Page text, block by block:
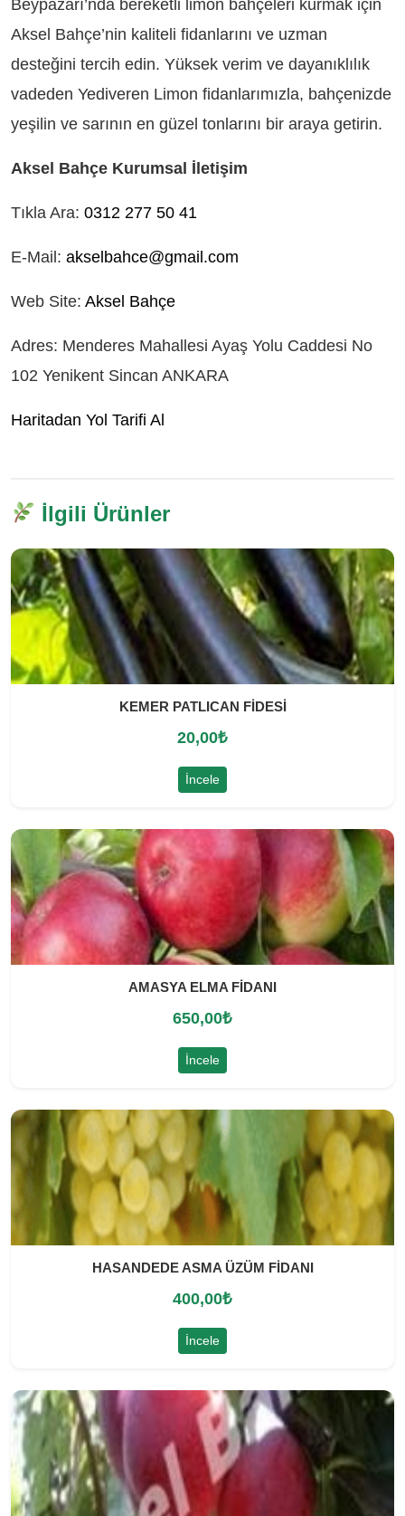
Beypazarı’nda bereketli limon bahçeleri kurmak için
Aksel Bahçe’nin kaliteli fidanlarını ve uzman
desteğini tercih edin. Yüksek verim ve dayanıklılık
vadeden Yediveren Limon fidanlarımızla, bahçenizde
yeşilin ve sarının en güzel tonlarını bir araya getirin.
Aksel Bahçe Kurumsal İletişim
Tıkla Ara: 0312 277 50 41
E-Mail: akselbahce@gmail.com
Web Site: Aksel Bahçe
Adres: Menderes Mahallesi Ayaş Yolu Caddesi No
102 Yenikent Sincan ANKARA
Haritadan Yol Tarifi Al
İlgili Ürünler
KEMER PATLICAN FİDESİ
20,00₺
İncele
AMASYA ELMA FİDANI
650,00₺
İncele
HASANDEDE ASMA ÜZÜM FİDANI
400,00₺
İncele